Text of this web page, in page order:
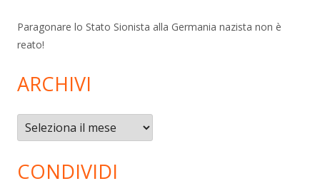
Paragonare lo Stato Sionista alla Germania nazista non è
reato!
ARCHIVI
Archivi
CONDIVIDI